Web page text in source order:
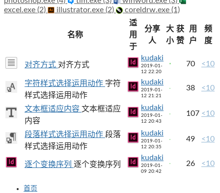
excel.exe (2)
illustrator.exe (2) coreldrw.exe (1)
名称
适
用
于
分享
人
大
小
获
赞
用
户
频
度
对齐方式 对齐方式
kudaki
2019-01-
12 22:20
70 <10
字符样式选择运用动作 字符
样式选择运用动作
kudaki
2019-01-
12 21:21
38 <10
文本框适应内容 文本框适应
内容
kudaki
2019-01-
12 20:43
107 <10
段落样式选择运用动作 段落
样式选择运用动作
kudaki
2019-01-
12 20:35
49 <10
逐个变换序列 逐个变换序列
kudaki
2019-01-
09 20:42
26 <10
首页